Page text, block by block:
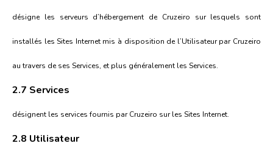
désigne les serveurs d’hébergement de Cruzeiro sur lesquels sont
installés les Sites Internet mis à disposition de l’Utilisateur par Cruzeiro
au travers de ses Services, et plus généralement les Services.
2.7 Services
désignent les services fournis par Cruzeiro sur les Sites Internet.
2.8 Utilisateur